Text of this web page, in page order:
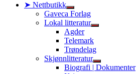
➤ Nettbutikk
Show
sub
menu
Gaveca Forlag
Lokal litteratur
Show
Agder
Telemark
Trøndelag
Skjønnlitteratur
Show
sub
Biografi | Dokumenter